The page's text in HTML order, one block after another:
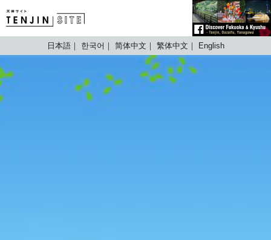
TENJIN SITE
日本語 한국어 简体中文 繁体中文 English